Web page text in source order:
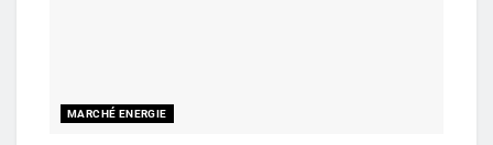
MARCHÉ ENERGIE